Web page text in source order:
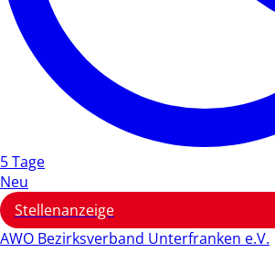
5 Tage
Neu
Stellenanzeige
AWO Bezirksverband Unterfranken e.V.